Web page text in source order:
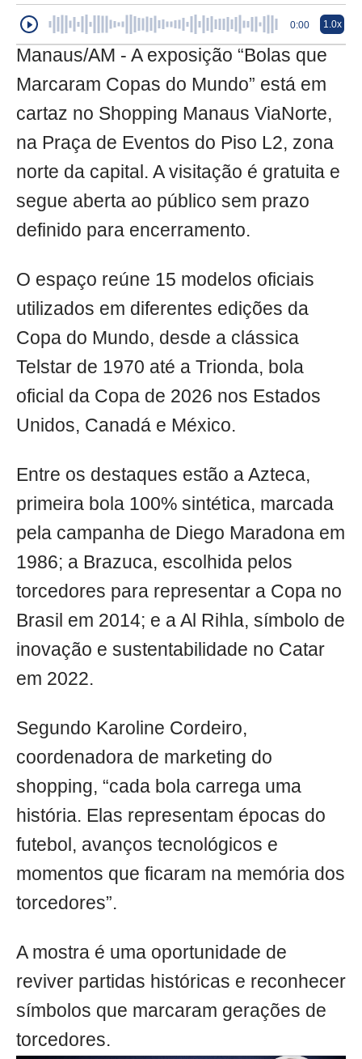
0:00 1.0x
Manaus/AM - A exposição “Bolas que
Marcaram Copas do Mundo” está em
cartaz no Shopping Manaus ViaNorte,
na Praça de Eventos do Piso L2, zona
norte da capital. A visitação é gratuita e
segue aberta ao público sem prazo
definido para encerramento.
O espaço reúne 15 modelos oficiais
utilizados em diferentes edições da
Copa do Mundo, desde a clássica
Telstar de 1970 até a Trionda, bola
oficial da Copa de 2026 nos Estados
Unidos, Canadá e México.
Entre os destaques estão a Azteca,
primeira bola 100% sintética, marcada
pela campanha de Diego Maradona em
1986; a Brazuca, escolhida pelos
torcedores para representar a Copa no
Brasil em 2014; e a Al Rihla, símbolo de
inovação e sustentabilidade no Catar
em 2022.
Segundo Karoline Cordeiro,
coordenadora de marketing do
shopping, “cada bola carrega uma
história. Elas representam épocas do
futebol, avanços tecnológicos e
momentos que ficaram na memória dos
torcedores”.
A mostra é uma oportunidade de
reviver partidas históricas e reconhecer
símbolos que marcaram gerações de
torcedores.